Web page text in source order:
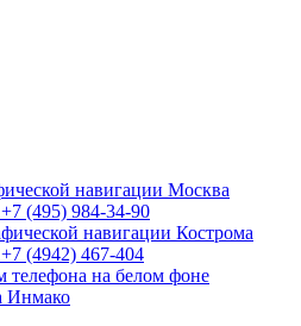
Москва
+7 (495) 984-34-90
Кострома
+7 (4942) 467-404